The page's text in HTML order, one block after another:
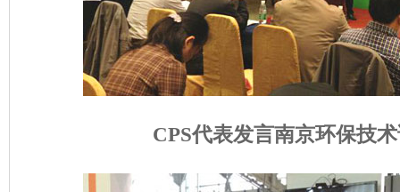
CPS代表发言南京环保技